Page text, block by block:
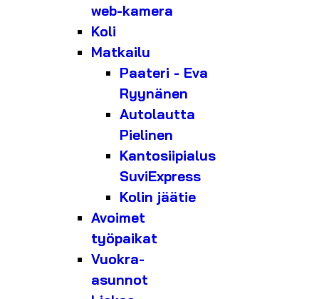
web-kamera
Koli
Matkailu
Paateri - Eva
Ryynänen
Autolautta
Pielinen
Kantosiipialus
SuviExpress
Kolin jäätie
Avoimet
työpaikat
Vuokra-
asunnot